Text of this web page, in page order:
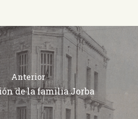
Anterior
de la familia Jorba